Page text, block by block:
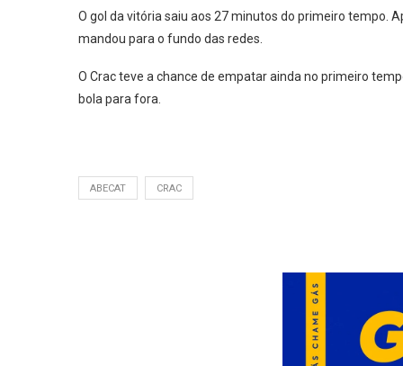
O gol da vitória saiu aos 27 minutos do primeiro tempo.
mandou para o fundo das redes.
O Crac teve a chance de empatar ainda no primeiro
bola para fora.
ABECAT CRAC